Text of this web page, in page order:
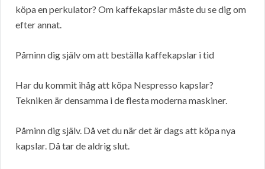
köpa en perkulator? Om kaffekapslar måste du se dig om
efter annat.
Påminn dig själv om att beställa kaffekapslar i tid
Har du kommit ihåg att köpa Nespresso kapslar?
Tekniken är densamma i de flesta moderna maskiner.
Påminn dig själv. Då vet du när det är dags att köpa nya
kapslar. Då tar de aldrig slut.